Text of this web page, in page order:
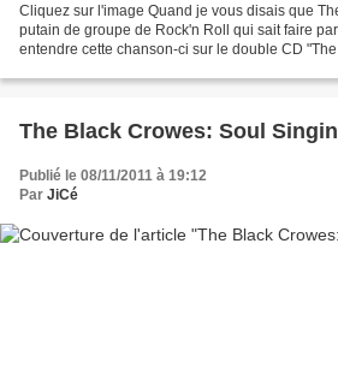
Cliquez sur l'image Quand je vous disais que
putain de groupe de Rock'n Roll qui sait faire
entendre cette chanson-ci sur le double CD
The Black Crowes: Soul
Publié le 08/11/2011 à 19:12
Par JiCé